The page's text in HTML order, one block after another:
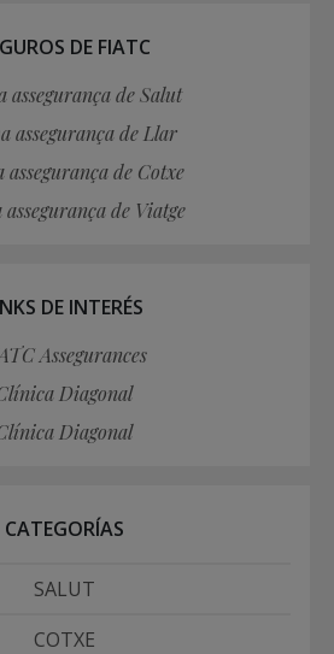
DE FIATC
assegurança de Salut
assegurança de Llar
assegurança de Cotxe
assegurança de Viatge
DE INTERÉS
Assegurances
Diagonal
Diagonal
CATEGORÍAS
SALUT
COTXE